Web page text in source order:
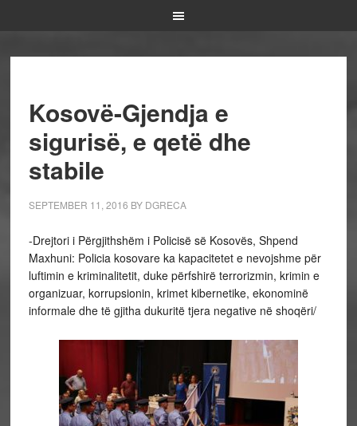
Kosovë-Gjendja e
sigurisë, e qetë dhe
stabile
SEPTEMBER 11, 2016 BY DGRECA
-Drejtori i Përgjithshëm i Policisë së Kosovës, Shpend
Maxhuni: Policia kosovare ka kapacitetet e nevojshme për
luftimin e kriminalitetit, duke përfshirë terrorizmin, krimin e
organizuar, korrupsionin, krimet kibernetike, ekonominë
informale dhe të gjitha dukuritë tjera negative në shoqëri/